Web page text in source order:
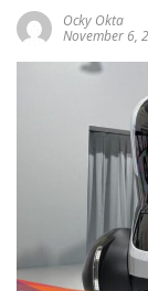
Ocky Okta
November 6,